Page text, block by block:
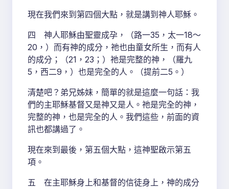
現在我們來到第四個大點，就是講到神人耶穌。
四 神人耶穌由聖靈成孕，（路一35，太一18～
20，）而有神的成分，祂也由童女所生，而有人
的成分；（21，23；）祂是完整的神，（羅九
5，西二9，）也是完全的人。（提前二5。）
清楚吧？弟兄姊妹，簡單的就是這麼一句話：我
們的主耶穌基督又是神又是人。祂是完全的神，
完整的神，也是完全的人。我們這些，前面的資
訊也都講過了。
現在來到最後，第五個大點，這神聖啟示第五
項。
五 在主耶穌身上和基督的信徒身上，神的成分